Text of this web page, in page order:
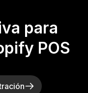
para
POS